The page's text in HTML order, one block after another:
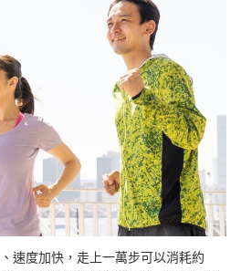
錯過
速度加快，走上一萬步可以消耗約